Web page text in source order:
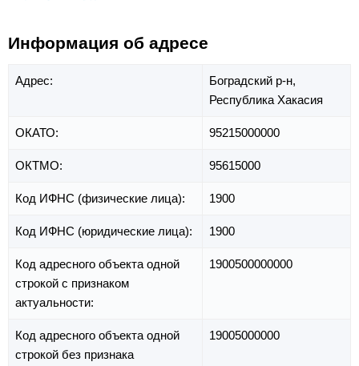
Информация об адресе
Адрес:
Боградский р-н,
Республика Хакасия
ОКАТО: 95215000000
ОКТМО: 95615000
Код ИФНС (физические лица): 1900
Код ИФНС (юридические лица): 1900
Код адресного объекта одной
строкой с признаком
актуальности:
1900500000000
Код адресного объекта одной
строкой без признака
19005000000